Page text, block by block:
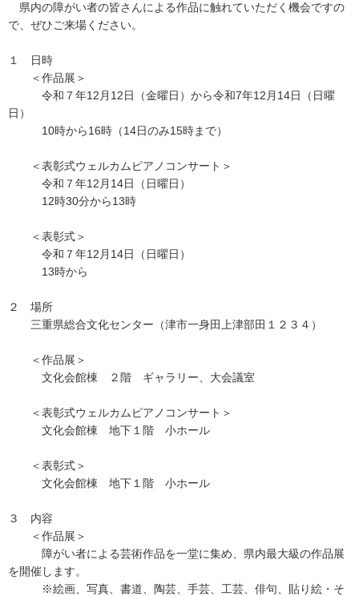
県内の障がい者の皆さんによる作品に触れていただく機会ですの
で、ぜひご来場ください。
１ 日時
＜作品展＞
令和７年12月12日（金曜日）から令和7年12月14日（日曜
日）
10時から16時（14日のみ15時まで）
＜表彰式ウェルカムピアノコンサート＞
令和７年12月14日（日曜日）
12時30分から13時
＜表彰式＞
令和７年12月14日（日曜日）
13時から
２ 場所
三重県総合文化センター（津市一身田上津部田１２３４）
＜作品展＞
文化会館棟 ２階 ギャラリー、大会議室
＜表彰式ウェルカムピアノコンサート＞
文化会館棟 地下１階 小ホール
＜表彰式＞
文化会館棟 地下１階 小ホール
３ 内容
＜作品展＞
障がい者による芸術作品を一堂に集め、県内最大級の作品展
を開催します。
※絵画、写真、書道、陶芸、手芸、工芸、俳句、貼り絵・そ